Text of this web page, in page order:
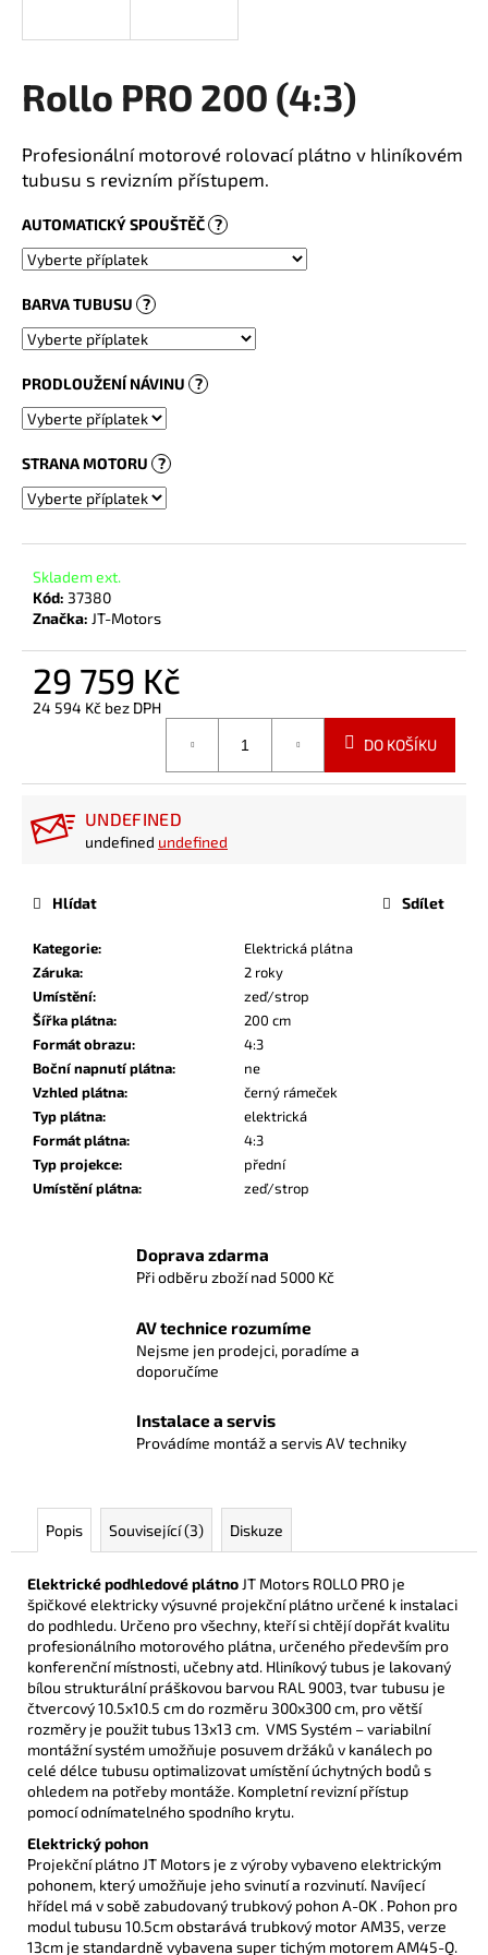
Rollo PRO 200 (4:3)
Profesionální motorové rolovací plátno v hliníkovém
tubusu s revizním přístupem.
AUTOMATICKÝ SPOUŠTĚČ ?
BARVA TUBUSU ?
PRODLOUŽENÍ NÁVINU ?
STRANA MOTORU ?
Skladem ext.
Kód: 37380
Značka: JT-Motors
29 759 Kč
24 594 Kč bez DPH
DO KOŠÍKU
UNDEFINED
undefined undefined
Kategorie:
Elektrická plátna
Záruka:
2 roky
Umístění:
zeď/strop
Šířka plátna:
200 cm
Formát obrazu:
4:3
Boční napnutí plátna:
ne
Vzhled plátna:
černý rámeček
Typ plátna:
elektrická
Formát plátna:
4:3
Typ projekce:
přední
Umístění plátna: zeď/strop
Hlídat Sdílet
Doprava zdarma
Při odběru zboží nad 5000 Kč
AV technice rozumíme
Nejsme jen prodejci, poradíme a
doporučíme
Instalace a servis
Provádíme montáž a servis AV techniky
Popis Související (3) Diskuze
Elektrické podhledové plátno JT Motors ROLLO PRO je
špičkové elektricky výsuvné projekční plátno určené k instalaci
do podhledu. Určeno pro všechny, kteří si chtějí dopřát kvalitu
profesionálního motorového plátna, určeného především pro
konferenční místnosti, učebny atd. Hliníkový tubus je lakovaný
bílou strukturální práškovou barvou RAL 9003, tvar tubusu je
čtvercový 10.5x10.5 cm do rozměru 300x300 cm, pro větší
rozměry je použit tubus 13x13 cm. VMS Systém – variabilní
montážní systém umožňuje posuvem držáků v kanálech po
celé délce tubusu optimalizovat umístění úchytných bodů s
ohledem na potřeby montáže. Kompletní revizní přístup
pomocí odnímatelného spodního krytu.
Elektrický pohon
Projekční plátno JT Motors je z výroby vybaveno elektrickým
pohonem, který umožňuje jeho svinutí a rozvinutí. Navíjecí
hřídel má v sobě zabudovaný trubkový pohon A-OK . Pohon pro
modul tubusu 10.5cm obstarává trubkový motor AM35, verze
13cm je standardně vybavena super tichým motorem AM45-Q.
í
t
?
HLEDAT